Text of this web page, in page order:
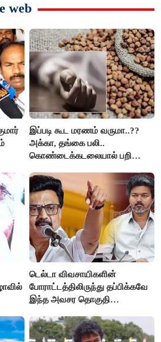
web
இப்படி கூட மரணம் வருமா..??
அக்கா, தங்கை பலி..
கொண்டைக்கடலையால் பறிபோன
டெல்டா விவசாயிகளின்
போராட்டத்திலிருந்து தப்பிக்கவே
இந்த அவசர தொகுதி
அரங்கேற்றுகிறார் முதலமைச்சர் -
திமுக ஐடி விங்..!!